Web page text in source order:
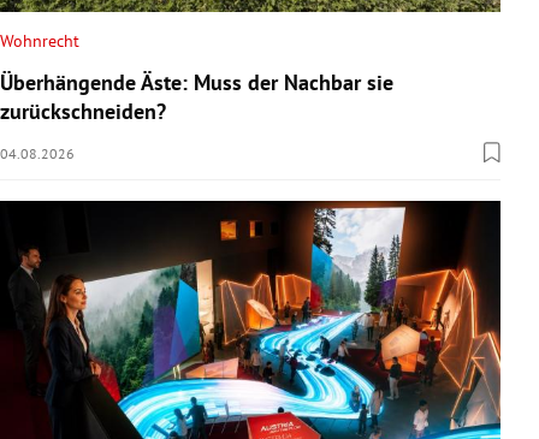
Wohnrecht
Überhängende Äste: Muss der Nachbar sie
zurückschneiden?
04.08.2026